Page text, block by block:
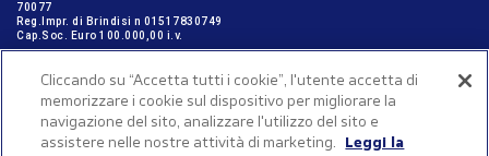
70077
Reg.Impr. di Brindisi n 01517830749
Cap.Soc. Euro 100.000,00 i.v.
GARANZIE PER I VIAGGIATORI © NICOLAUS SpA in ottemperanza delle
disposizione dell'art. 47 Cod. Tur. aderisce al “FONDO ASTOI A TUTELA DEI
VIAGGIATORI” C.F. 97896580582, Iscr. Reg. P.G. n. 1162/2016
Cliccando su “Accetta tutti i cookie”, l'utente accetta di
memorizzare i cookie sul dispositivo per migliorare la
navigazione del sito, analizzare l'utilizzo del sito e
assistere nelle nostre attività di marketing.
Leggi la